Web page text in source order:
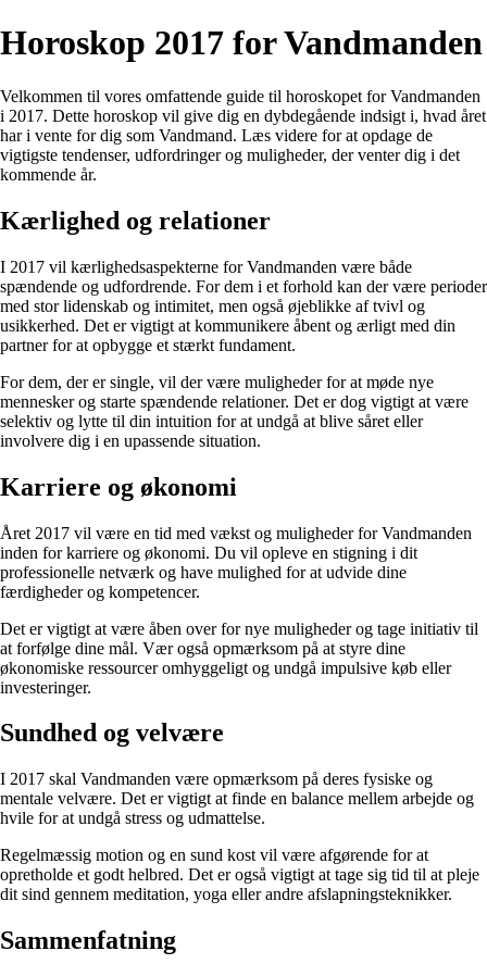
Horoskop 2017 for Vandmanden
Velkommen til vores omfattende guide til horoskopet for Vandmanden
i 2017. Dette horoskop vil give dig en dybdegående indsigt i, hvad året
har i vente for dig som Vandmand. Læs videre for at opdage de
vigtigste tendenser, udfordringer og muligheder, der venter dig i det
kommende år.
Kærlighed og relationer
I 2017 vil kærlighedsaspekterne for Vandmanden være både
spændende og udfordrende. For dem i et forhold kan der være perioder
med stor lidenskab og intimitet, men også øjeblikke af tvivl og
usikkerhed. Det er vigtigt at kommunikere åbent og ærligt med din
partner for at opbygge et stærkt fundament.
For dem, der er single, vil der være muligheder for at møde nye
mennesker og starte spændende relationer. Det er dog vigtigt at være
selektiv og lytte til din intuition for at undgå at blive såret eller
involvere dig i en upassende situation.
Karriere og økonomi
Året 2017 vil være en tid med vækst og muligheder for Vandmanden
inden for karriere og økonomi. Du vil opleve en stigning i dit
professionelle netværk og have mulighed for at udvide dine
færdigheder og kompetencer.
Det er vigtigt at være åben over for nye muligheder og tage initiativ til
at forfølge dine mål. Vær også opmærksom på at styre dine
økonomiske ressourcer omhyggeligt og undgå impulsive køb eller
investeringer.
Sundhed og velvære
I 2017 skal Vandmanden være opmærksom på deres fysiske og
mentale velvære. Det er vigtigt at finde en balance mellem arbejde og
hvile for at undgå stress og udmattelse.
Regelmæssig motion og en sund kost vil være afgørende for at
opretholde et godt helbred. Det er også vigtigt at tage sig tid til at pleje
dit sind gennem meditation, yoga eller andre afslapningsteknikker.
Sammenfatning